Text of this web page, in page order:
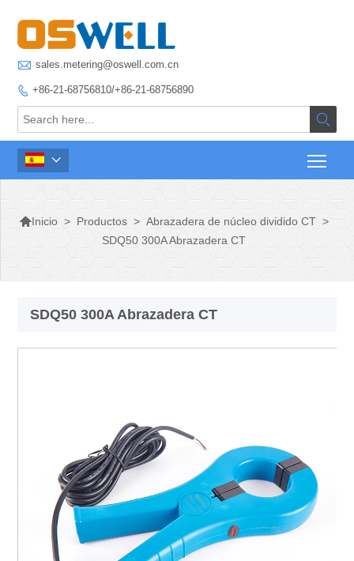
 sales.metering@oswell.com.cn
 +86-21-68756810/+86-21-68756890


Inicio > Productos > Abrazadera de núcleo dividido CT >
SDQ50 300A Abrazadera CT
SDQ50 300A Abrazadera CT